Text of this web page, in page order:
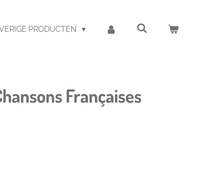
PRODUCTEN
Françaises